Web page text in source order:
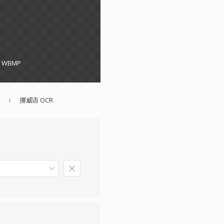
WBMP
挪威语 OCR